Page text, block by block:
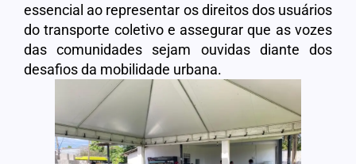
essencial ao representar os direitos dos usuários
do transporte coletivo e assegurar que as vozes
das comunidades sejam ouvidas diante dos
desafios da mobilidade urbana.